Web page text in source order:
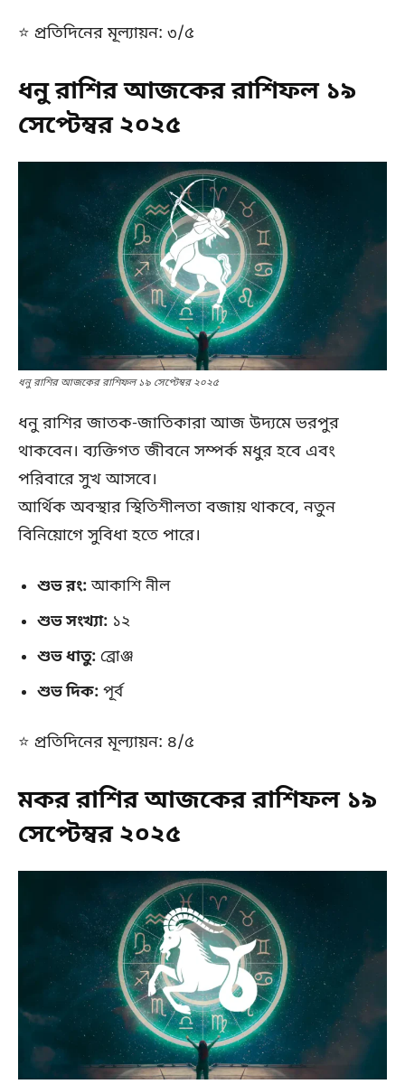
⭐ প্রতিদিনের মূল্যায়ন: ৩/৫
ধনু রাশির আজকের রাশিফল ১৯
সেপ্টেম্বর ২০২৫
ধনু রাশির আজকের রাশিফল ১৯ সেপ্টেম্বর ২০২৫
ধনু রাশির জাতক-জাতিকারা আজ উদ্যমে ভরপুর
থাকবেন। ব্যক্তিগত জীবনে সম্পর্ক মধুর হবে এবং
পরিবারে সুখ আসবে।
আর্থিক অবস্থার স্থিতিশীলতা বজায় থাকবে, নতুন
বিনিয়োগে সুবিধা হতে পারে।
শুভ রং:আকাশি নীল
শুভ সংখ্যা: ১২
শুভ ধাতু: ব্রোঞ্জ
শুভ দিক: পূর্ব
⭐ প্রতিদিনের মূল্যায়ন: ৪/৫
মকর রাশির আজকের রাশিফল ১৯
সেপ্টেম্বর ২০২৫